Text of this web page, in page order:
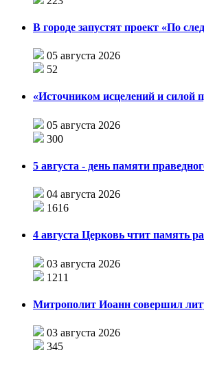
В городе запустят проект «По
05 августа 2026
52
«Источником исцелений и силой
05 августа 2026
300
5 августа - день памяти
04 августа 2026
1616
4 августа Церковь чтит память
03 августа 2026
1211
Митрополит Иоанн совершил
03 августа 2026
345